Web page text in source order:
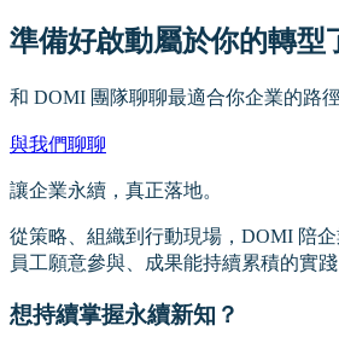
準備好啟動屬於你的轉型
和 DOMI 團隊聊聊最適合你企業的路徑
與我們聊聊
讓企業永續，真正落地。
從策略、組織到行動現場，DOMI 陪
員工願意參與、成果能持續累積的實踐
想持續掌握永續新知？